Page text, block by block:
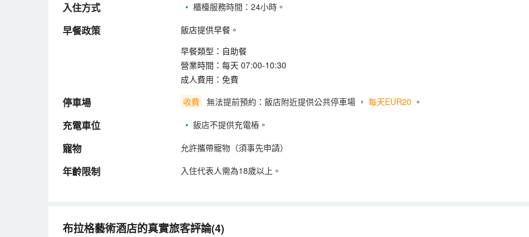
入住方式 • 櫃檯服務時間：24小時。
早餐政策
飯店提供早餐。
早餐類型：自助餐
營業時間：每天 07:00-10:30
成人費用：免費
停車場 收費 無法提前預約：飯店附近提供公共停車場 ， 每天EUR20 。
充電車位 • 飯店不提供充電樁。
寵物 允許攜帶寵物（須事先申請）
年齡限制 入住代表人需為18歲以上。
布拉格藝術酒店的真實旅客評論(4)